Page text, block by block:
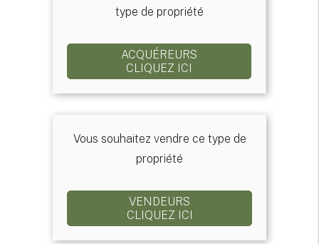
type de propriété
ACQUÉREURS
CLIQUEZ ICI
Vous souhaitez vendre ce type de
propriété
VENDEURS
CLIQUEZ ICI